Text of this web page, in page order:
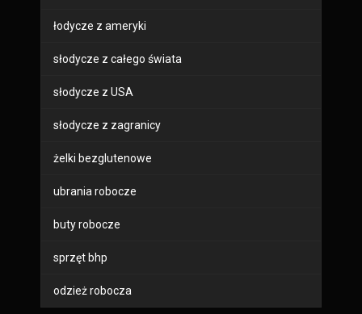
łodycze z ameryki
słodycze z całego świata
słodycze z USA
słodycze z zagranicy
żelki bezglutenowe
ubrania robocze
buty robocze
sprzęt bhp
odzież robocza